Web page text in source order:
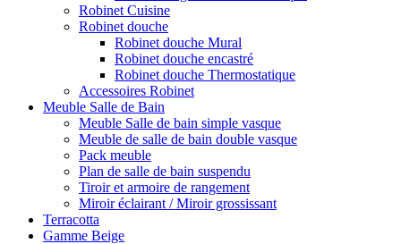
Robinet Cuisine
Robinet douche
Robinet douche Mural
Robinet douche encastré
Robinet douche Thermostatique
Accessoires Robinet
Meuble Salle de Bain
Meuble Salle de bain simple vasque
Meuble de salle de bain double vasque
Pack meuble
Plan de salle de bain suspendu
Tiroir et armoire de rangement
Miroir éclairant / Miroir grossissant
Terracotta
Gamme Beige